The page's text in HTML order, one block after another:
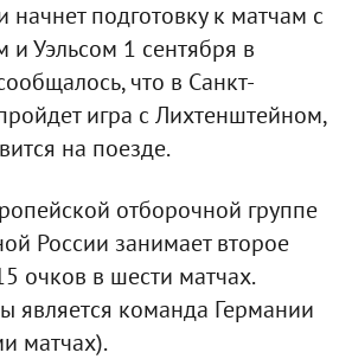
начнет подготовку к матчам с
Уэльсом 1 сентября в
что в Санкт-
игра с Лихтенштейном,
на поезде.
отборочной группе
России занимает второе
очков в шести матчах.
является команда Германии
матчах).